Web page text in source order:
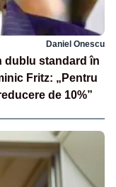
Daniel Onescu
dublu standard în
Fritz: „Pentru
de 10%”